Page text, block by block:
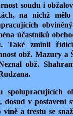
soudu i
na nichž
účastníků
Také zmínil
obž. Mazury a
obž.
spolupracujících
dosud v postavení
a trestu se